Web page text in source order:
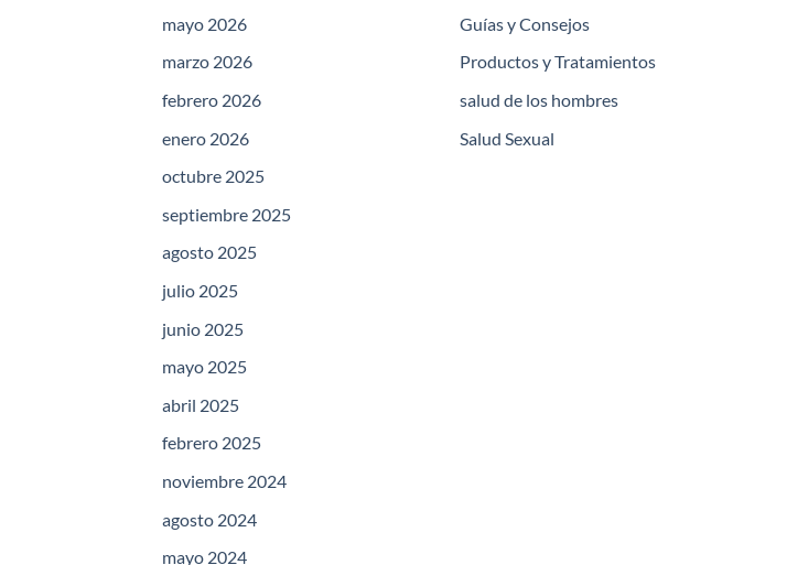
mayo 2026
marzo 2026
febrero 2026
enero 2026
octubre 2025
septiembre 2025
agosto 2025
julio 2025
junio 2025
mayo 2025
abril 2025
febrero 2025
noviembre 2024
agosto 2024
mayo 2024
Guías y Consejos
Productos y Tratamientos
salud de los hombres
Salud Sexual